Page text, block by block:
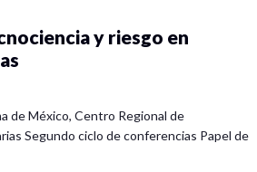
y riesgo en
de México, Centro Regional de
Segundo ciclo de conferencias Papel de